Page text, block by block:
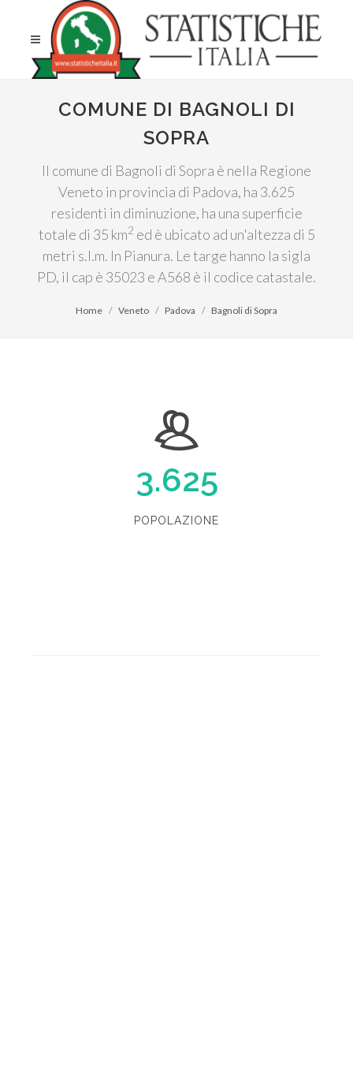
COMUNE DI BAGNOLI DI
SOPRA
Il comune di Bagnoli di Sopra è nella Regione
Veneto in provincia di Padova, ha 3.625
residenti in diminuzione, ha una superficie
totale di 35 km2 ed è ubicato ad un'altezza di 5
metri s.l.m. In Pianura. Le targe hanno la sigla
PD, il cap è 35023 e A568 è il codice catastale.
Home Veneto Padova Bagnoli di Sopra
3.625
POPOLAZIONE